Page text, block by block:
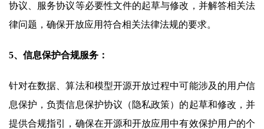
协议、服务协议等必要性文件的起草与修改，并解答相关法
律问题，确保开放应用符合相关法律法规的要求。
5、信息保护合规服务：
针对在数据、算法和模型开源开放过程中可能涉及的用户信
息保护，负责信息保护协议（隐私政策）的起草和修改，并
提供合规指引，确保在开源和开放应用中有效保护用户的个